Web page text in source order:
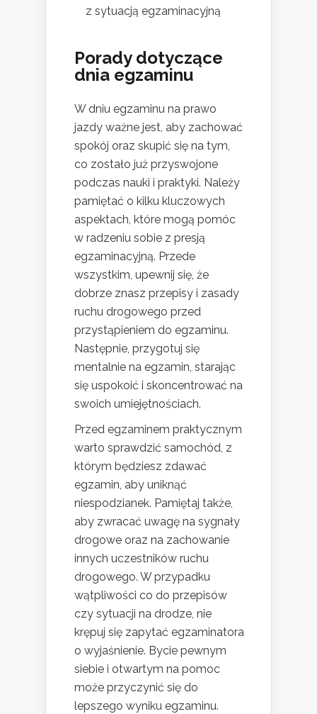
z sytuacją egzaminacyjną
Porady dotyczące
dnia egzaminu
W dniu egzaminu na prawo
jazdy ważne jest, aby zachować
spokój oraz skupić się na tym,
co zostało już przyswojone
podczas nauki i praktyki. Należy
pamiętać o kilku kluczowych
aspektach, które mogą pomóc
w radzeniu sobie z presją
egzaminacyjną. Przede
wszystkim, upewnij się, że
dobrze znasz przepisy i zasady
ruchu drogowego przed
przystąpieniem do egzaminu.
Następnie, przygotuj się
mentalnie na egzamin, starając
się uspokoić i skoncentrować na
swoich umiejętnościach.
Przed egzaminem praktycznym
warto sprawdzić samochód, z
którym będziesz zdawać
egzamin, aby uniknąć
niespodzianek. Pamiętaj także,
aby zwracać uwagę na sygnały
drogowe oraz na zachowanie
innych uczestników ruchu
drogowego. W przypadku
wątpliwości co do przepisów
czy sytuacji na drodze, nie
krępuj się zapytać egzaminatora
o wyjaśnienie. Bycie pewnym
siebie i otwartym na pomoc
może przyczynić się do
lepszego wyniku egzaminu.